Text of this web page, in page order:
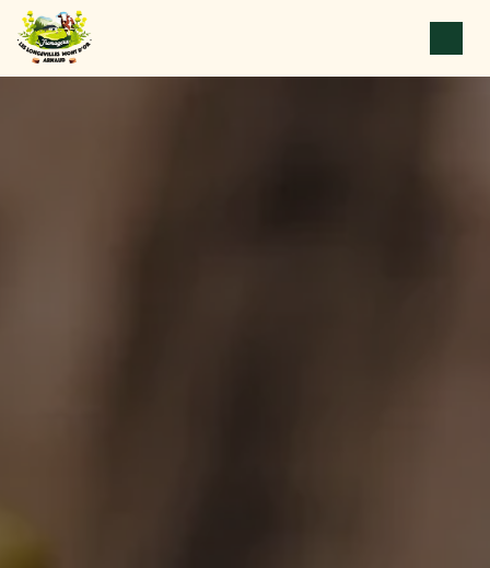
Panneau de gestion des cookies